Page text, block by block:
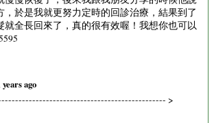
，於是我就更努力定時的回診治療，結果到了
就全長回來了，真的很有效喔！我想你也可以
years ago
>